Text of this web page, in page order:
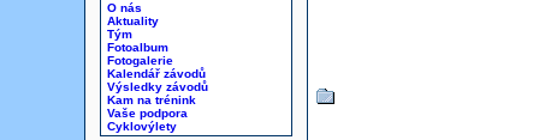
O nás
Aktuality
Tým
Fotoalbum
Fotogalerie
Kalendář závodů
Výsledky závodů
Kam na trénink
Vaše podpora
Cyklovýlety